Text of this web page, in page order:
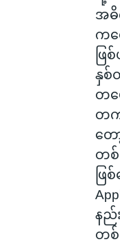
အဓိ
ကတ
ဖြ
နှစ်
တပွ
တ
တေ
တ
ဖ
နည်
တစ်